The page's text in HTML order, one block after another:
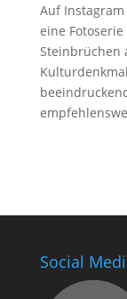
Auf Instagram
eine
Steinbrüchen
Social